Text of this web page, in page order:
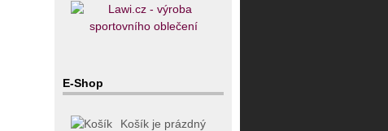
E-Shop
Košík je prázdný